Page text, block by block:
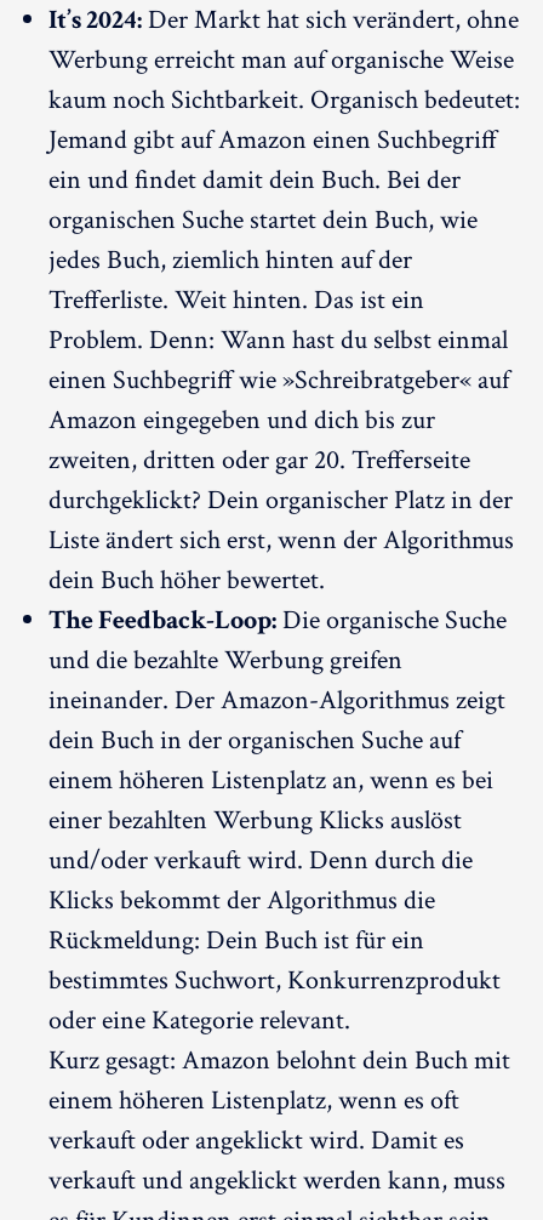
It’s 2024:Der Markt hat sich verändert, ohne
Werbung erreicht man auf organische Weise
kaum noch Sichtbarkeit. Organisch bedeutet:
Jemand gibt auf Amazon einen Suchbegriff
ein und findet damit dein Buch. Bei der
organischen Suche startet dein Buch, wie
jedes Buch, ziemlich hinten auf der
Trefferliste. Weit hinten. Das ist ein
Problem. Denn: Wann hast du selbst einmal
einen Suchbegriff wie »Schreibratgeber« auf
Amazon eingegeben und dich bis zur
zweiten, dritten oder gar 20. Trefferseite
durchgeklickt? Dein organischer Platz in der
Liste ändert sich erst, wenn der Algorithmus
dein Buch höher bewertet.
The Feedback-Loop:Die organische Suche
und die bezahlte Werbung greifen
ineinander. Der Amazon-Algorithmus zeigt
dein Buch in der organischen Suche auf
einem höheren Listenplatz an, wenn es bei
einer bezahlten Werbung Klicks auslöst
und/oder verkauft wird. Denn durch die
Klicks bekommt der Algorithmus die
Rückmeldung: Dein Buch ist für ein
bestimmtes Suchwort, Konkurrenzprodukt
oder eine Kategorie relevant.
Kurz gesagt: Amazon belohnt dein Buch mit
einem höheren Listenplatz, wenn es oft
verkauft oder angeklickt wird. Damit es
verkauft und angeklickt werden kann, muss